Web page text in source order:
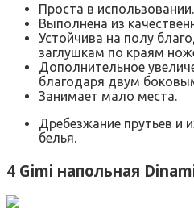
Проста в использовании.
Выполнена из
Устойчива на полу
заглушкам по краям
Дополнительное
благодаря двум
Занимает мало места.
Дребезжание прутьев и
белья.
4 Gimi напольная